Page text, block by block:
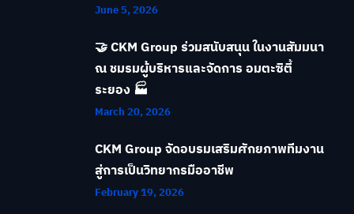
June 5, 2026
🤝 CKM Group ร่วมสนับสนุน ในงานสัมมนา
ณ ชมรมผู้บริหารและจัดการ อมตะซิตี้
ระยอง 🏭
March 20, 2026
CKM Group จัดอบรมเสริมศักยภาพทีมงาน
สู่การเป็นวิทยากรมืออาชีพ
February 19, 2026